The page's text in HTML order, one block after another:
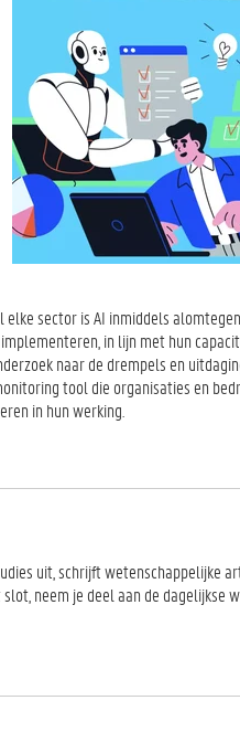
sector is AI inmiddels
in lijn met hun
naar de drempels en
tool die organisaties en
in hun werking.
uit, schrijft wetenschappelijke
neem je deel aan de dagelijkse